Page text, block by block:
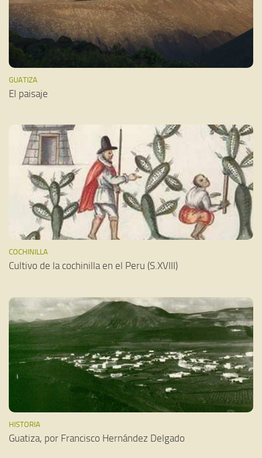
GUATIZA
El paisaje
COCHINILLA
Cultivo de la cochinilla en el Peru (S.XVIII)
HISTORIA
Guatiza, por Francisco Hernández Delgado